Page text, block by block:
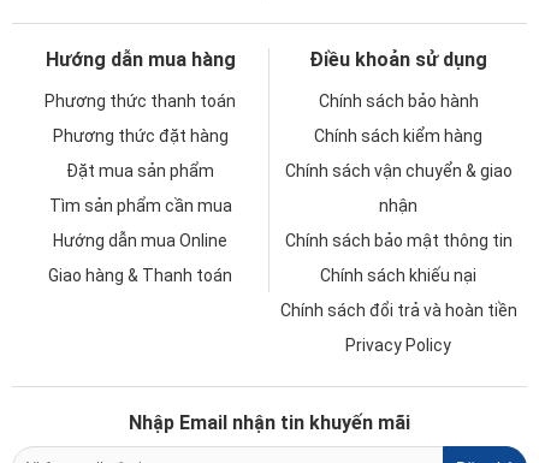
Hướng dẫn mua hàng
Phương thức thanh toán
Phương thức đặt hàng
Đặt mua sản phẩm
Tìm sản phẩm cần mua
Hướng dẫn mua Online
Giao hàng & Thanh toán
Điều khoản sử dụng
Chính sách bảo hành
Chính sách kiểm hàng
Chính sách vận chuyển & giao
nhận
Chính sách bảo mật thông tin
Chính sách khiếu nại
Chính sách đổi trả và hoàn tiền
Privacy Policy
Nhập Email nhận tin khuyến mãi